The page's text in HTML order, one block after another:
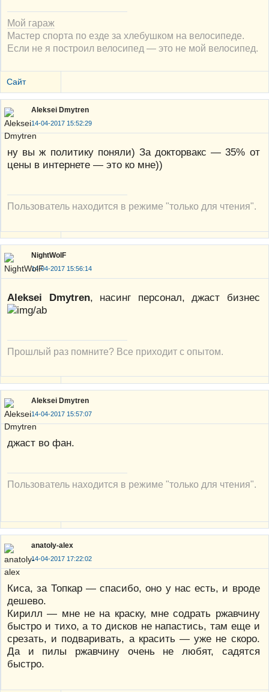
Мой гараж
Мастер спорта по езде за хлебушком на велосипеде.
Если не я построил велосипед — это не мой велосипед.
Сайт
Aleksei Dmytren
14-04-2017 15:52:29
ну вы ж политику поняли) За докторвакс — 35% от
цены в интернете — это ко мне))
Пользователь находится в режиме "только для чтения".
NightWolF
14-04-2017 15:56:14
Aleksei Dmytren, насинг персонал, джаст бизнес
Прошлый раз помните? Все приходит с опытом.
Aleksei Dmytren
14-04-2017 15:57:07
джаст во фан.
Пользователь находится в режиме "только для чтения".
anatoly-alex
14-04-2017 17:22:02
Киса, за Топкар — спасибо, оно у нас есть, и вроде
дешево.
Кирилл — мне не на краску, мне содрать ржавчину
быстро и тихо, а то дисков не напастись, там еще и
срезать, и подваривать, а красить — уже не скоро.
Да и пилы ржавчину очень не любят, садятся
быстро.